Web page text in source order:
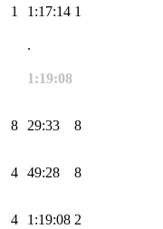
1 1:17:14 1
.
1:19:08
8 29:33 8
4 49:28 8
4 1:19:08 2